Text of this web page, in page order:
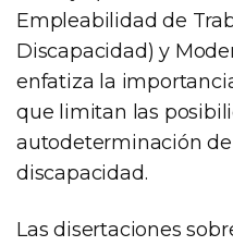
Empleabilidad de
Discapacidad) y
enfatiza la
que limitan las
autodeterminación
discapacidad.
Las disertaciones